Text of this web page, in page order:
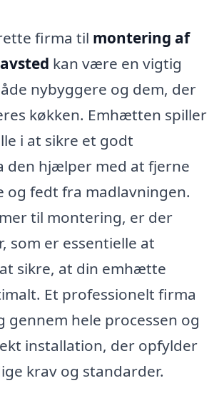
firma til montering af
kan være en vigtig
nybyggere og dem, der
køkken. Emhætten spiller
i at sikre et godt
den hjælper med at fjerne
og fedt fra madlavningen.
til montering, er der
som er essentielle at
sikre, at din emhætte
Et professionelt firma
gennem hele processen og
installation, der opfylder
krav og standarder.